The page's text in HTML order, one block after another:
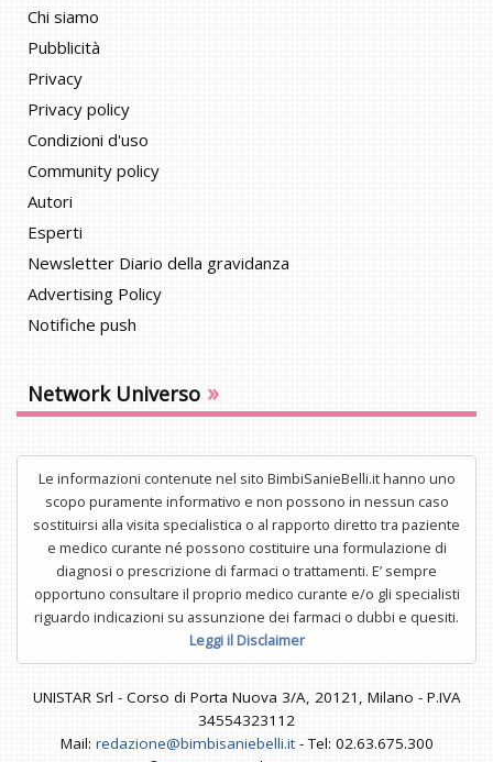
Chi siamo
Pubblicità
Privacy
Privacy policy
Condizioni d'uso
Community policy
Autori
Esperti
Newsletter Diario della gravidanza
Advertising Policy
Notifiche push
Network Universo »
Le informazioni contenute nel sito BimbiSanieBelli.it hanno uno
scopo puramente informativo e non possono in nessun caso
sostituirsi alla visita specialistica o al rapporto diretto tra paziente
e medico curante né possono costituire una formulazione di
diagnosi o prescrizione di farmaci o trattamenti. E’ sempre
opportuno consultare il proprio medico curante e/o gli specialisti
riguardo indicazioni su assunzione dei farmaci o dubbi e quesiti.
Leggi il Disclaimer
UNISTAR Srl - Corso di Porta Nuova 3/A, 20121, Milano - P.IVA
34554323112
Mail: redazione@bimbisaniebelli.it- Tel: 02.63.675.300